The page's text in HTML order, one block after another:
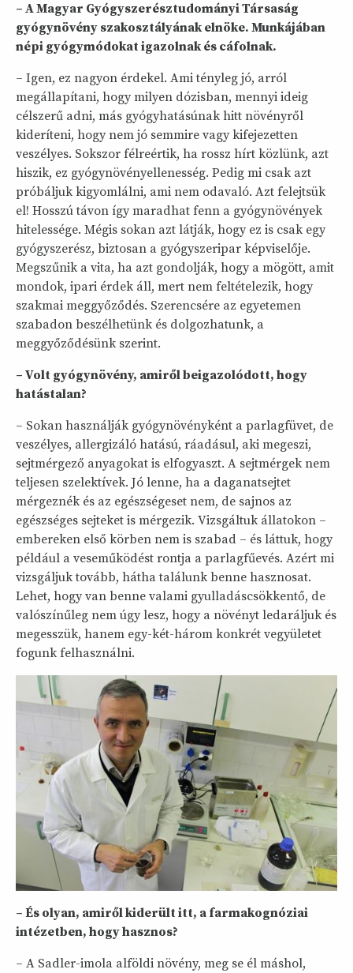
– A Magyar Gyógyszerésztudományi Társaság
gyógynövény szakosztályának elnöke. Munkájában
népi gyógymódokat igazolnak és cáfolnak.
– Igen, ez nagyon érdekel. Ami tényleg jó, arról
megállapítani, hogy milyen dózisban, mennyi ideig
célszerű adni, más gyógyhatásúnak hitt növényről
kideríteni, hogy nem jó semmire vagy kifejezetten
veszélyes. Sokszor félreértik, ha rossz hírt közlünk, azt
hiszik, ez gyógynövényellenesség. Pedig mi csak azt
próbáljuk kigyomlálni, ami nem odavaló. Azt felejtsük
el! Hosszú távon így maradhat fenn a gyógynövények
hitelessége. Mégis sokan azt látják, hogy ez is csak egy
gyógyszerész, biztosan a gyógyszeripar képviselője.
Megszűnik a vita, ha azt gondolják, hogy a mögött, amit
mondok, ipari érdek áll, mert nem feltételezik, hogy
szakmai meggyőződés. Szerencsére az egyetemen
szabadon beszélhetünk és dolgozhatunk, a
meggyőződésünk szerint.
– Volt gyógynövény, amiről beigazolódott, hogy
hatástalan?
– Sokan használják gyógynövényként a parlagfüvet, de
veszélyes, allergizáló hatású, ráadásul, aki megeszi,
sejtmérgező anyagokat is elfogyaszt. A sejtmérgek nem
teljesen szelektívek. Jó lenne, ha a daganatsejtet
mérgeznék és az egészségeset nem, de sajnos az
egészséges sejteket is mérgezik. Vizsgáltuk állatokon –
embereken első körben nem is szabad – és láttuk, hogy
például a veseműködést rontja a parlagfűevés. Azért mi
vizsgáljuk tovább, hátha találunk benne hasznosat.
Lehet, hogy van benne valami gyulladáscsökkentő, de
valószínűleg nem úgy lesz, hogy a növényt ledaráljuk és
megesszük, hanem egy-két-három konkrét vegyületet
fogunk felhasználni.
– És olyan, amiről kiderült itt, a farmakognóziai
intézetben, hogy hasznos?
– A Sadler-imola alföldi növény, meg se él máshol,